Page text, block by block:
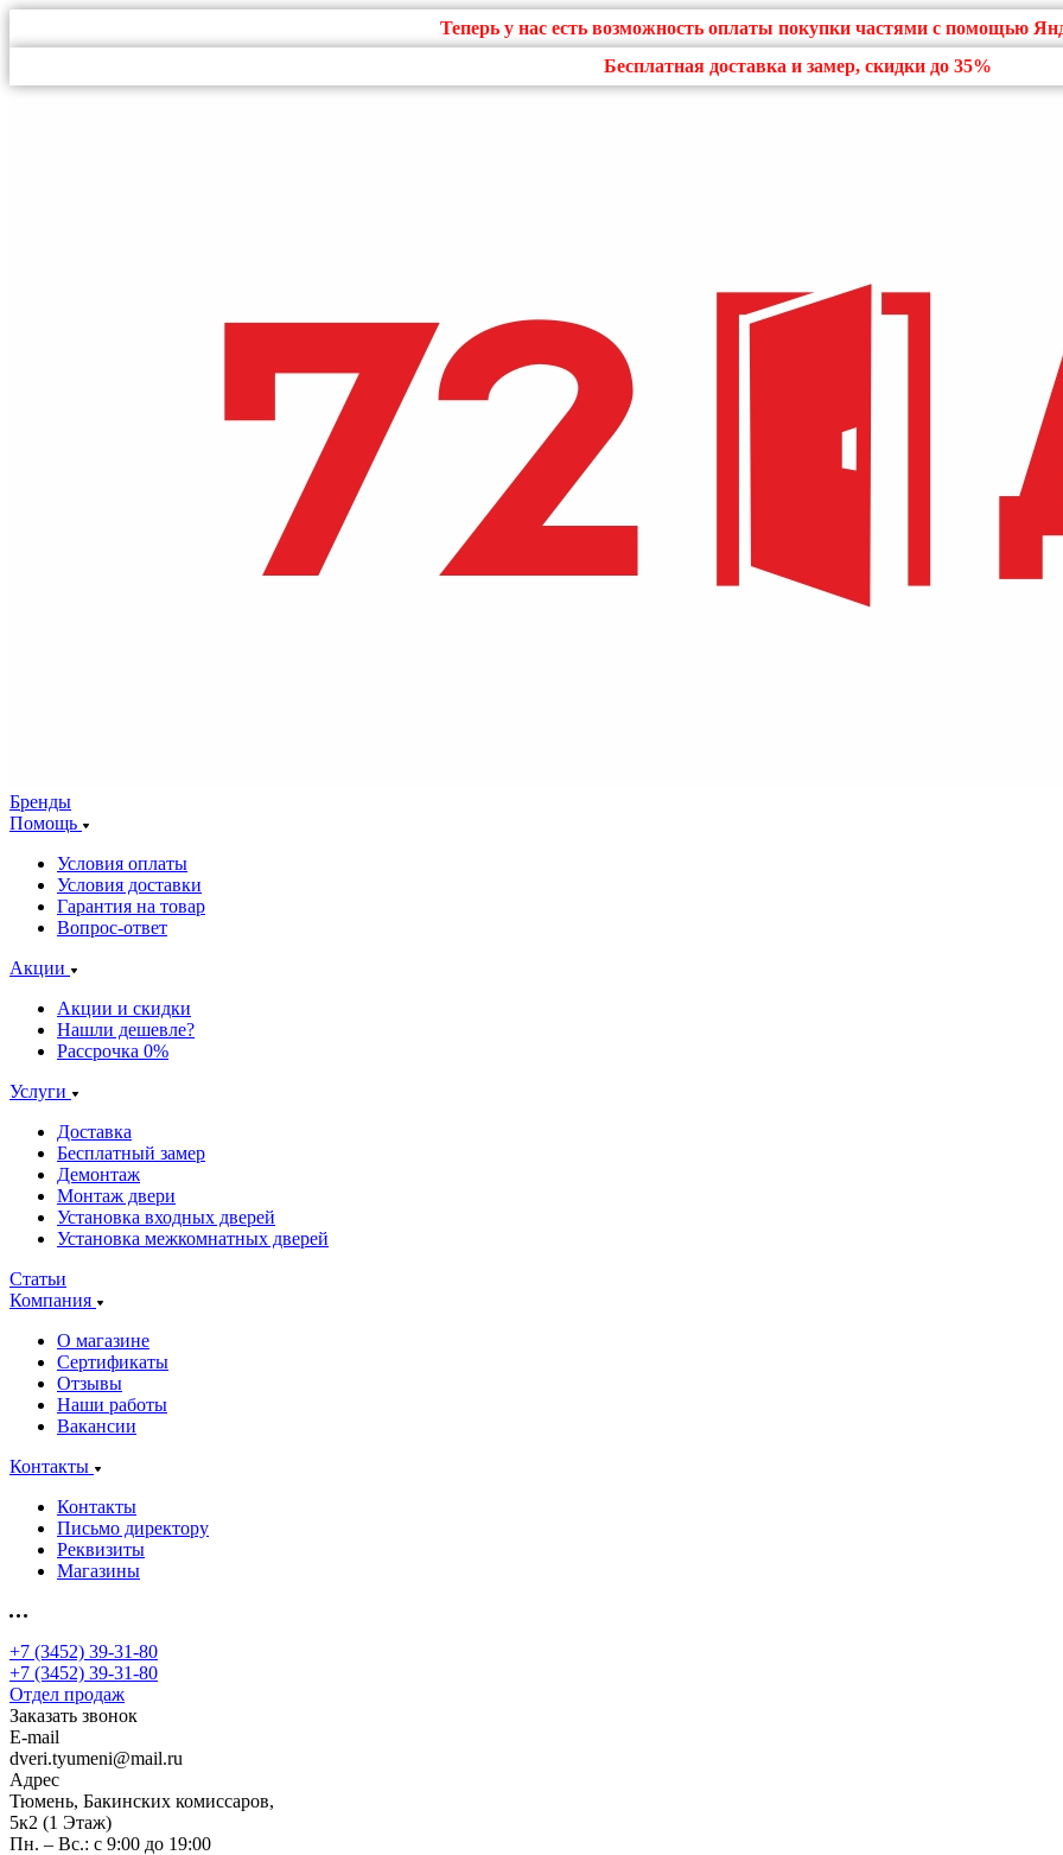
Теперь у нас есть возможность оплаты покупки частями с помощью
Бесплатная доставка и замер, скидки до 35%
Бренды
Помощь
Условия оплаты
Условия доставки
Гарантия на товар
Вопрос-ответ
Акции
Акции и скидки
Нашли дешевле?
Рассрочка 0%
Услуги
Доставка
Бесплатный замер
Демонтаж
Монтаж двери
Установка входных дверей
Установка межкомнатных дверей
Статьи
Компания
О магазине
Сертификаты
Отзывы
Наши работы
Вакансии
Контакты
Контакты
Письмо директору
Реквизиты
Магазины
+7 (3452) 39-31-80
+7 (3452) 39-31-80
Отдел продаж
Заказать звонок
E-mail
dveri.tyumeni@mail.ru
Адрес
Тюмень, Бакинских комиссаров,
5к2 (1 Этаж)
Пн. – Вс.: с 9:00 до 19:00